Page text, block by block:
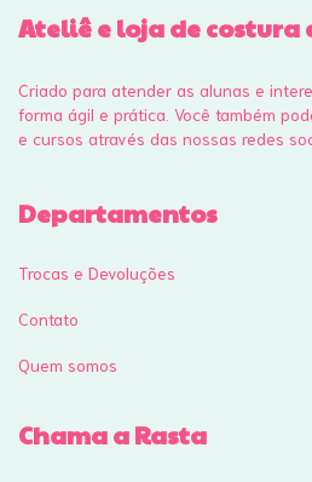
Ateliê e loja de
Criado para atender as alunas e
forma ágil e prática. Você também
e cursos através das nossas redes
Departamentos
Trocas e Devoluções
Contato
Quem somos
Chama a Rasta